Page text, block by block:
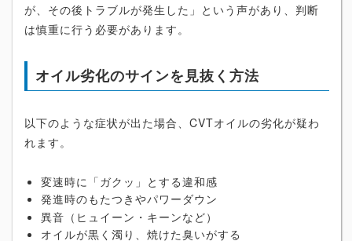
が、その後トラブルが発生した」という声があり、判断
は慎重に行う必要があります。
オイル劣化のサインを見抜く方法
以下のような症状が出た場合、CVTオイルの劣化が疑わ
れます。
変速時に「ガクッ」とする違和感
発進時のもたつきやパワーダウン
異音（ヒュイーン・キーンなど）
オイルが黒く濁り、焼けた臭いがする